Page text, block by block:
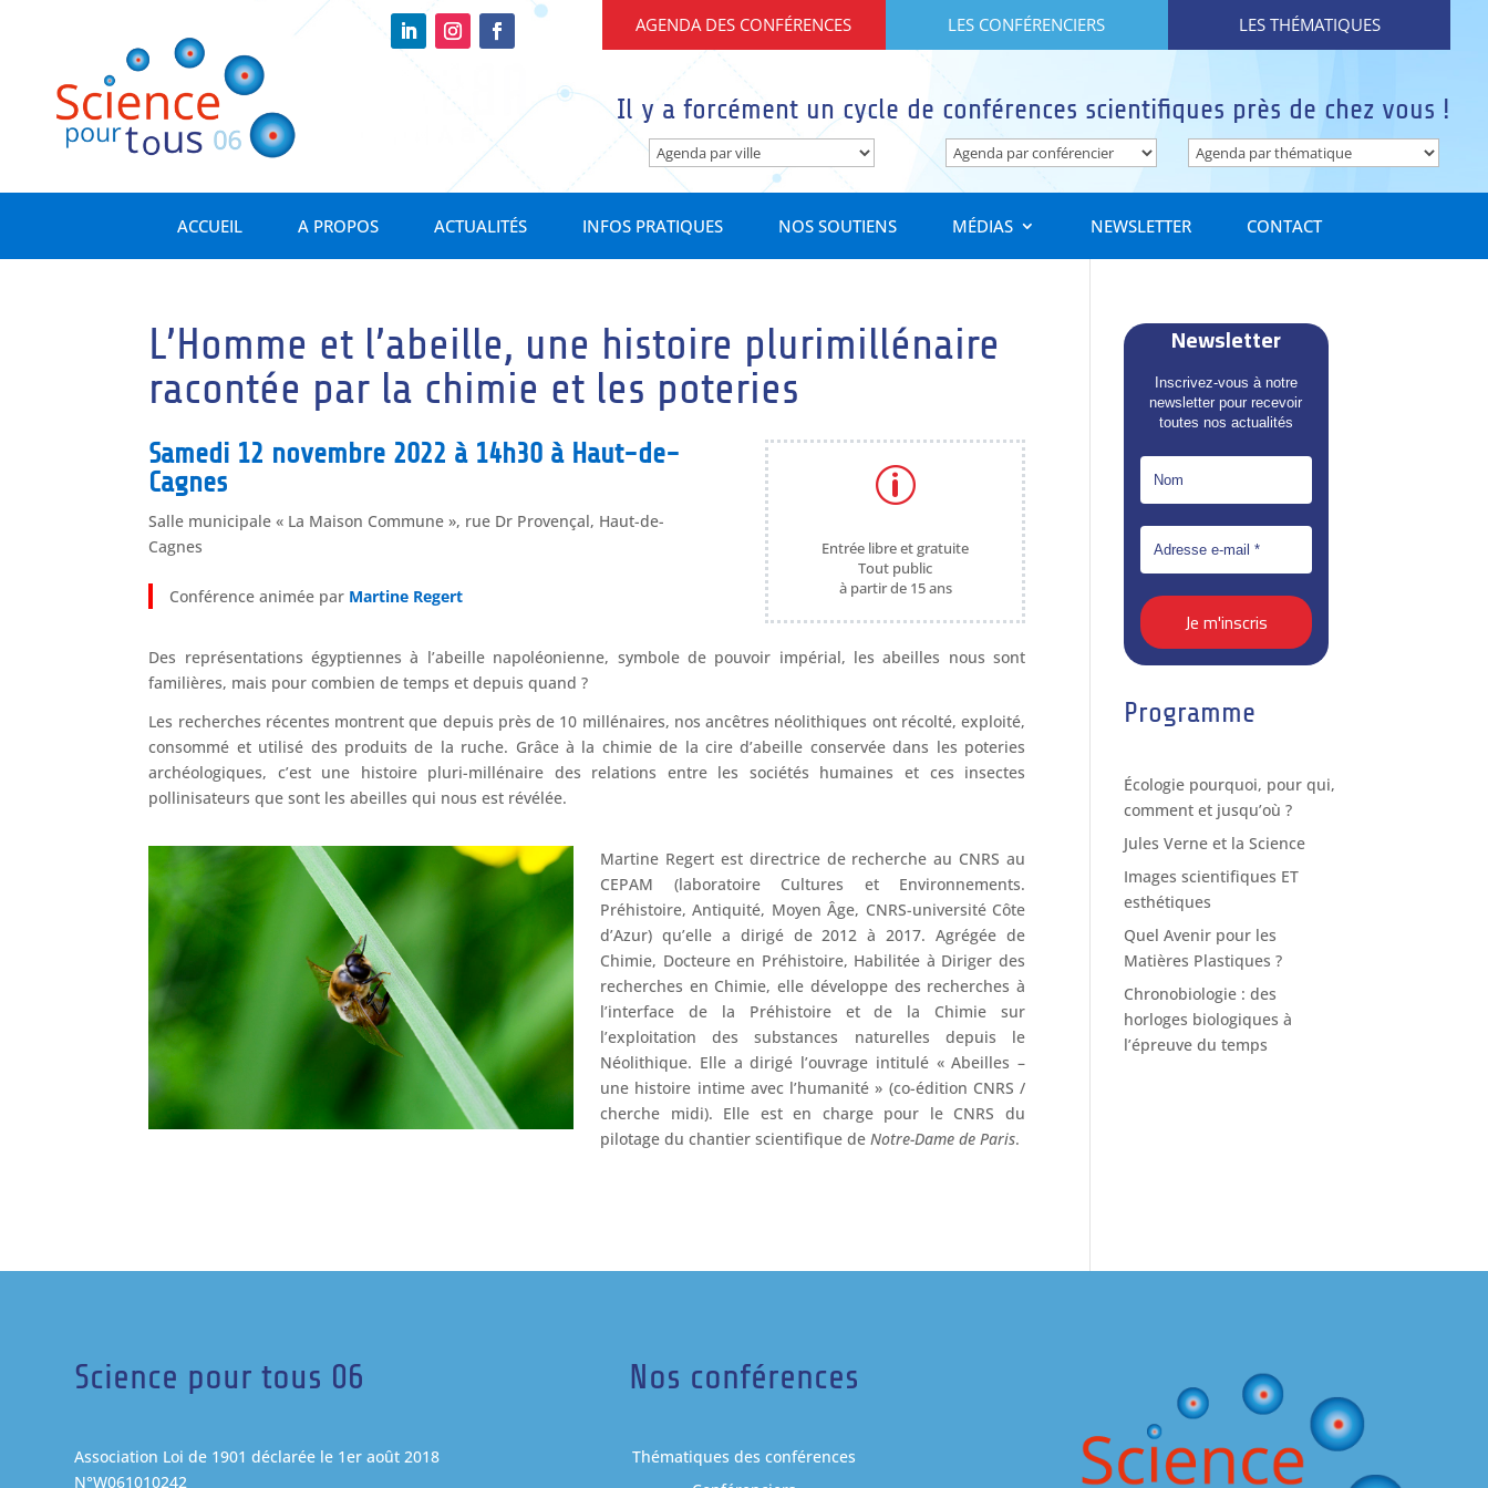
AGENDA DES CONFÉRENCES LES CONFÉRENCIERS LES THÉMATIQUES
Il y a forcément un cycle de conférences scientifiques près de chez vous !
ACCUEIL A PROPOS ACTUALITÉS INFOS PRATIQUES NOS SOUTIENS MÉDIAS NEWSLETTER CONTACT
L’Homme et l’abeille, une histoire plurimillénaire
racontée par la chimie et les poteries
Samedi 12 novembre 2022 à 14h30 à Haut-de-
Cagnes
Salle municipale « La Maison Commune », rue Dr Provençal, Haut-de-
Cagnes
Conférence animée par Martine Regert
p
Entrée libre et gratuite
Tout public
à partir de 15 ans
Des représentations égyptiennes à l’abeille napoléonienne, symbole de pouvoir impérial, les abeilles nous sont
familières, mais pour combien de temps et depuis quand ?
Les recherches récentes montrent que depuis près de 10 millénaires, nos ancêtres néolithiques ont récolté, exploité,
consommé et utilisé des produits de la ruche. Grâce à la chimie de la cire d’abeille conservée dans les poteries
archéologiques, c’est une histoire pluri-millénaire des relations entre les sociétés humaines et ces insectes
pollinisateurs que sont les abeilles qui nous est révélée.
Martine Regert est directrice de recherche au CNRS au
CEPAM (laboratoire Cultures et Environnements.
Préhistoire, Antiquité, Moyen Âge, CNRS-université Côte
d’Azur) qu’elle a dirigé de 2012 à 2017. Agrégée de
Chimie, Docteure en Préhistoire, Habilitée à Diriger des
recherches en Chimie, elle développe des recherches à
l’interface de la Préhistoire et de la Chimie sur
l’exploitation des substances naturelles depuis le
Néolithique. Elle a dirigé l’ouvrage intitulé « Abeilles –
une histoire intime avec l’humanité » (co-édition CNRS /
cherche midi). Elle est en charge pour le CNRS du
pilotage du chantier scientifique deNotre-Dame de Paris.
Newsletter
Inscrivez-vous à notre
newsletter pour recevoir
toutes nos actualités
Programme
Écologie pourquoi, pour qui,
comment et jusqu’où ?
Jules Verne et la Science
Images scientifiques ET
esthétiques
Quel Avenir pour les
Matières Plastiques ?
Chronobiologie : des
horloges biologiques à
l’épreuve du temps
Science pour tous 06
Association Loi de 1901 déclarée le 1er août 2018
N°W061010242
Nos conférences
Thématiques des conférences